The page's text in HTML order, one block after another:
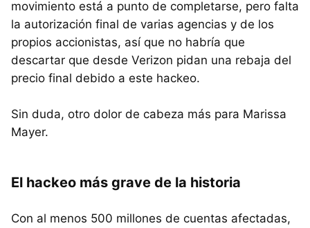
movimiento está a punto de completarse, pero falta
la autorización final de varias agencias y de los
propios accionistas, así que no habría que
descartar que desde Verizon pidan una rebaja del
precio final debido a este hackeo.
Sin duda, otro dolor de cabeza más para Marissa
Mayer.
El hackeo más grave de la historia
Con al menos 500 millones de cuentas afectadas,